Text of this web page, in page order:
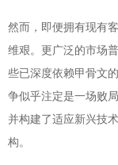
然而，即便拥有现有
维艰。更广泛的市场
些已深度依赖甲骨文
争似乎注定是一场败
并构建了适应新兴技
构。